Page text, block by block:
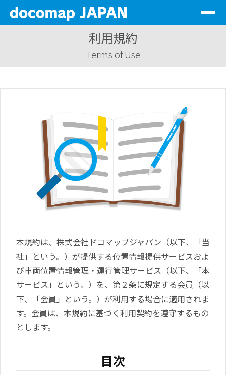
お問い合わせ
English
利用規約
Terms of Use
本規約は、株式会社ドコマップジャパン（以下、「当
社」という。）が提供する位置情報提供サービスおよ
び車両位置情報管理・運行管理サービス（以下、「本
サービス」という。）を、第２条に規定する会員（以
下、「会員」という。）が利用する場合に適用されま
す。会員は、本規約に基づく利用契約を遵守するもの
とします。
目次